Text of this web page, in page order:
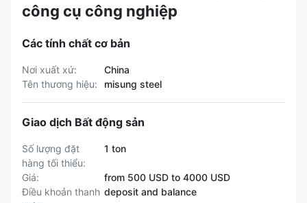
công cụ công nghiệp
Các tính chất cơ bản
Nơi xuất xứ:
China
Tên thương hiệu:
misung steel
Giao dịch Bất động sản
Số lượng đặt
hàng tối thiểu:
1 ton
Giá:
from 500 USD to 4000 USD
Điều khoản thanh deposit and balance